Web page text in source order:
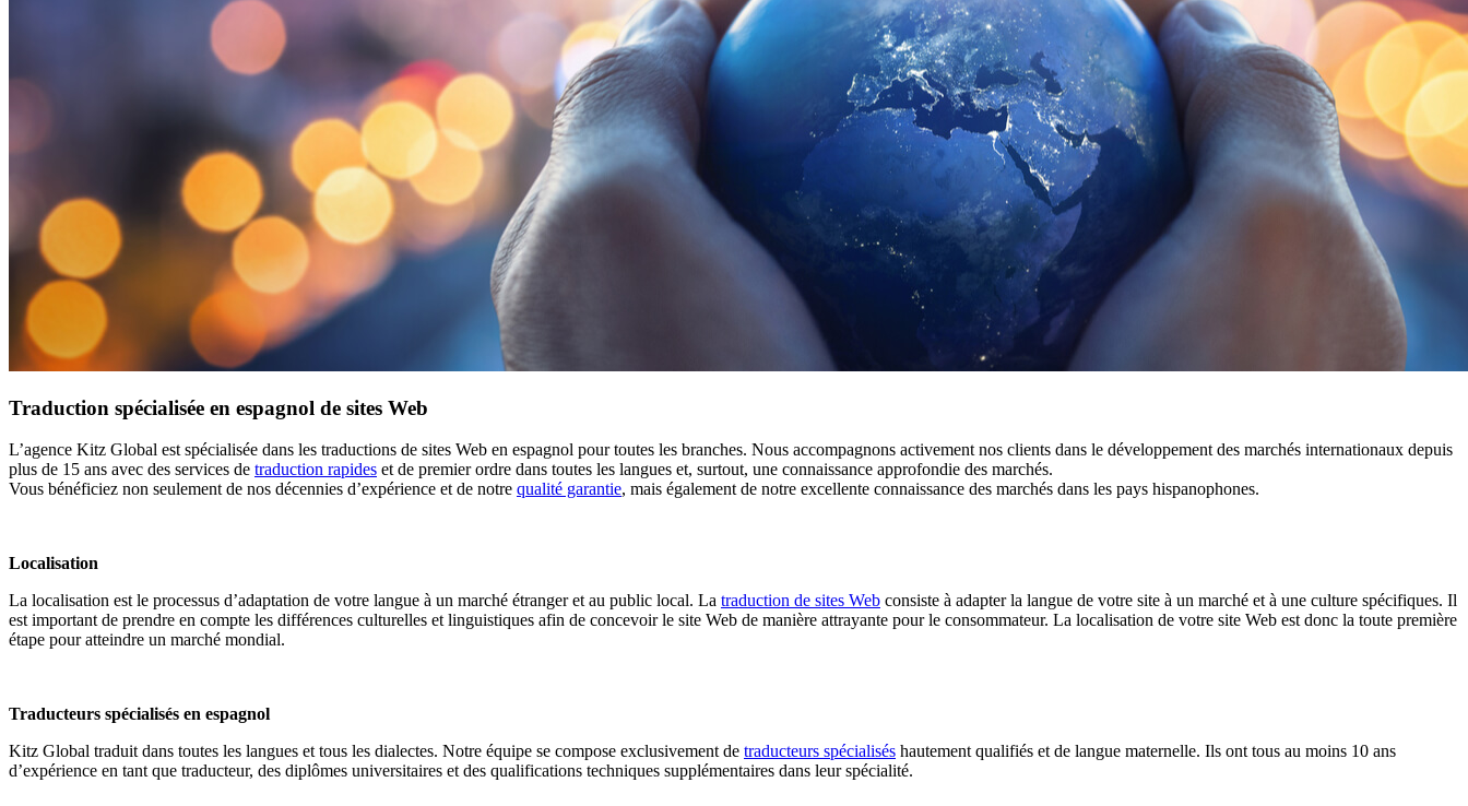
Traduction spécialisée en espagnol de sites Web
L’agence Kitz Global est spécialisée dans les traductions de sites Web en espagnol pour toutes les branches. Nous accompagnons activement nos clients dans le développement des marchés internationaux depuis
plus de 15 ans avec des services de traduction rapides et de premier ordre dans toutes les langues et, surtout, une connaissance approfondie des marchés.
Vous bénéficiez non seulement de nos décennies d’expérience et de notre qualité garantie, mais également de notre excellente connaissance des marchés dans les pays hispanophones.
Localisation
La localisation est le processus d’adaptation de votre langue à un marché étranger et au public local. La traduction de sites Web consiste à adapter la langue de votre site à un marché et à une culture spécifiques. Il
est important de prendre en compte les différences culturelles et linguistiques afin de concevoir le site Web de manière attrayante pour le consommateur. La localisation de votre site Web est donc la toute première
étape pour atteindre un marché mondial.
Traducteurs spécialisés en espagnol
Kitz Global traduit dans toutes les langues et tous les dialectes. Notre équipe se compose exclusivement de traducteurs spécialisés hautement qualifiés et de langue maternelle. Ils ont tous au moins 10 ans
d’expérience en tant que traducteur, des diplômes universitaires et des qualifications techniques supplémentaires dans leur spécialité.